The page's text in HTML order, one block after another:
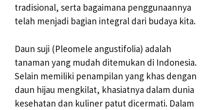
tradisional, serta bagaimana penggunaannya
telah menjadi bagian integral dari budaya kita.
Daun suji (Pleomele angustifolia) adalah
tanaman yang mudah ditemukan di Indonesia.
Selain memiliki penampilan yang khas dengan
daun hijau mengkilat, khasiatnya dalam dunia
kesehatan dan kuliner patut dicermati. Dalam